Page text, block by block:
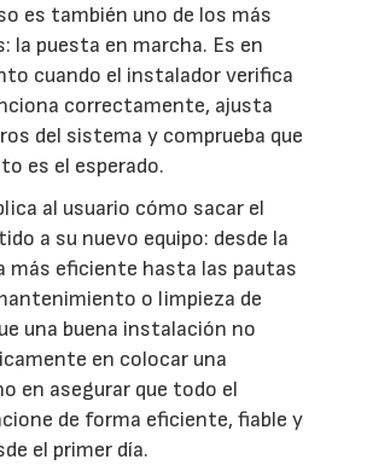
es también uno de los más
la puesta en marcha. Es en
cuando el instalador verifica
correctamente, ajusta
del sistema y comprueba que
es el esperado.
al usuario cómo sacar el
a su nuevo equipo: desde la
más eficiente hasta las pautas
o limpieza de
una buena instalación no
en colocar una
en asegurar que todo el
de forma eficiente, fiable y
el primer día.